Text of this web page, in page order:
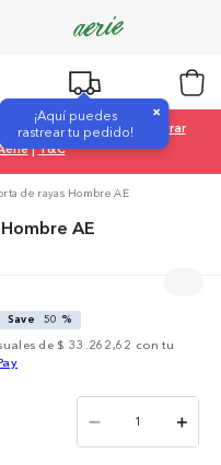
¡Aquí puedes
rastrear tu pedido!
×
OFF |Comprar Mujer|
Comprar
|T&C
de rayas Hombre AE
AE
Save 50 %
de $ 33.262,62 con tu
＋
－